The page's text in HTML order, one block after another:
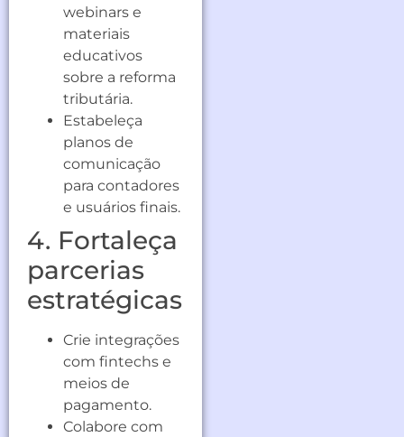
webinars e
materiais
educativos
sobre a reforma
tributária.
Estabeleça
planos de
comunicação
para contadores
e usuários finais.
4. Fortaleça
parcerias
estratégicas
Crie integrações
com fintechs e
meios de
pagamento.
Colabore com